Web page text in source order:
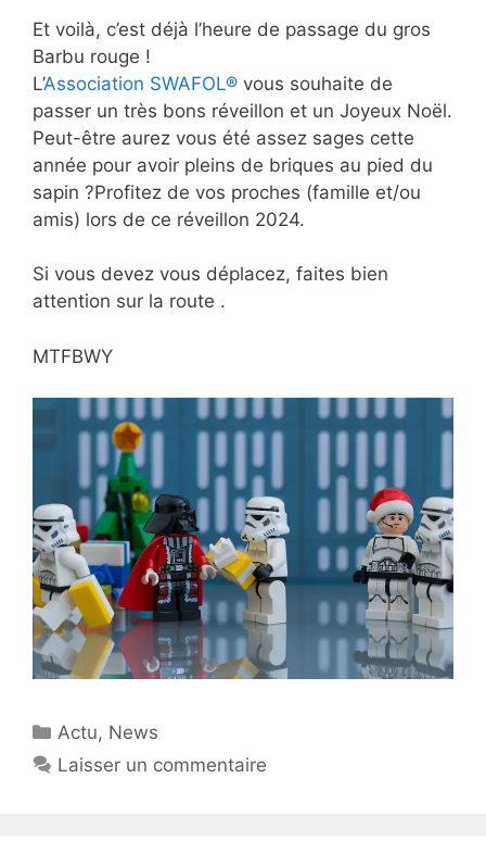
Et voilà, c’est déjà l’heure de passage du gros
Barbu rouge !
L’Association SWAFOL® vous souhaite de
passer un très bons réveillon et un Joyeux Noël.
Peut-être aurez vous été assez sages cette
année pour avoir pleins de briques au pied du
sapin ?Profitez de vos proches (famille et/ou
amis) lors de ce réveillon 2024.
Si vous devez vous déplacez, faites bien
attention sur la route .
MTFBWY
Catégories
Actu, News
Laisser un commentaire